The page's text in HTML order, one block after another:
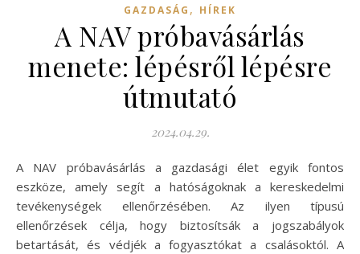
GAZDASÁG , HÍREK
A NAV próbavásárlás
menete: lépésről lépésre
útmutató
2024.04.29.
A NAV próbavásárlás a gazdasági élet egyik fontos
eszköze, amely segít a hatóságoknak a kereskedelmi
tevékenységek ellenőrzésében. Az ilyen típusú
ellenőrzések célja, hogy biztosítsák a jogszabályok
betartását, és védjék a fogyasztókat a csalásoktól. A